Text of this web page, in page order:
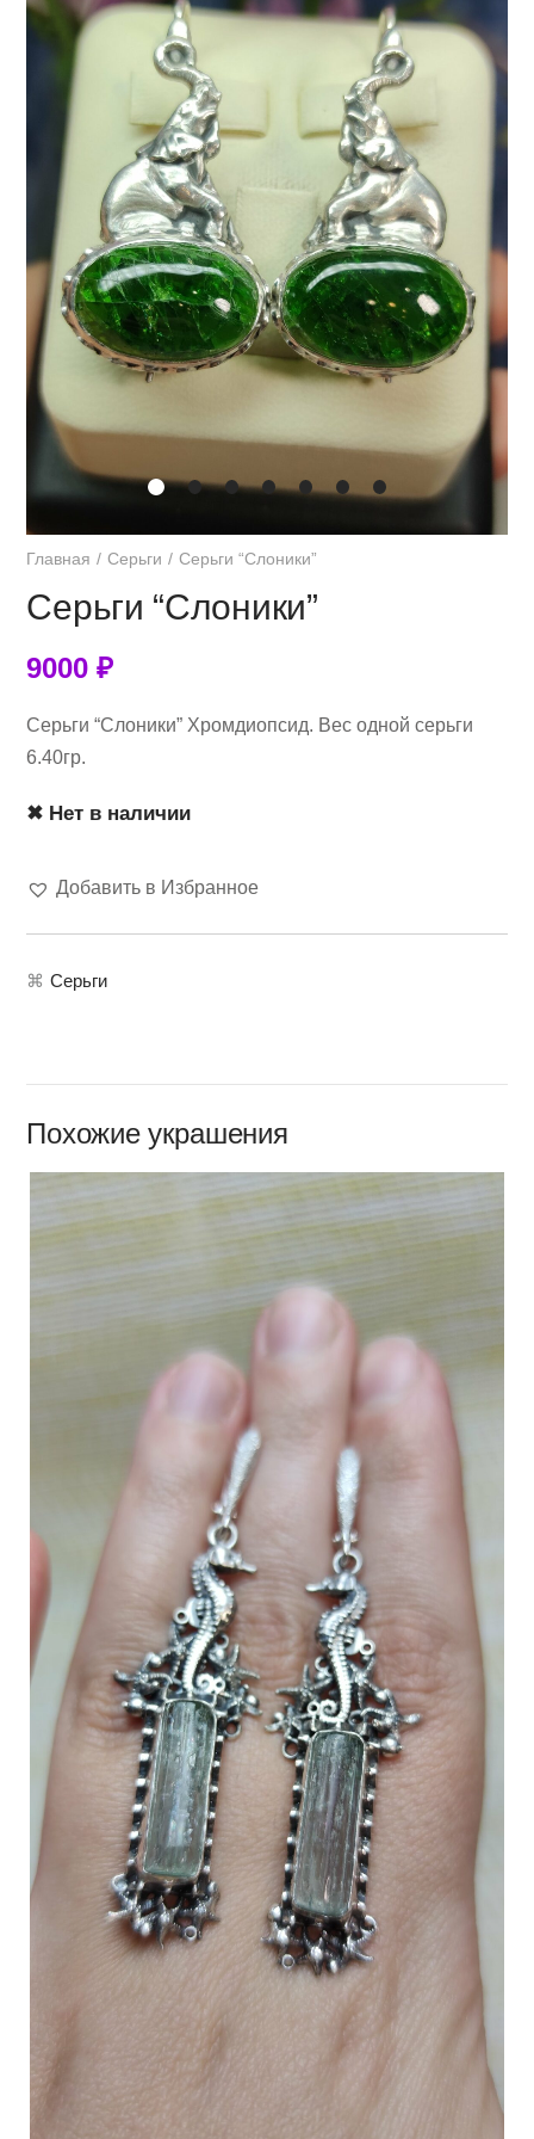
Главная Серьги Серьги “Слоники”
Серьги “Слоники”
9000₽
Серьги “Слоники” Хромдиопсид. Вес одной серьги
6.40гр.
✖ Нет в наличии
Добавить в Избранное
⌘ Серьги
Похожие украшения